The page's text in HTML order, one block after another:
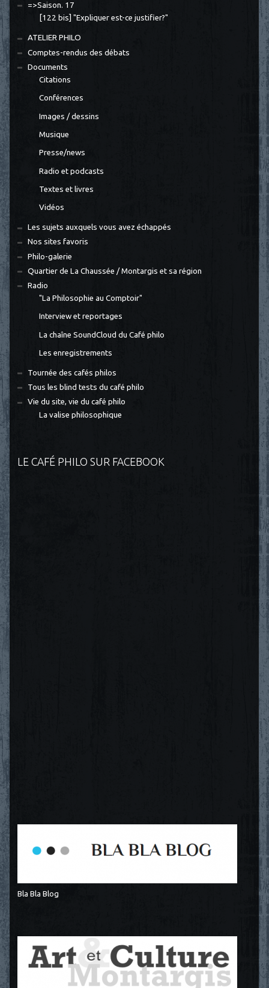
=>Saison. 17
[122 bis] "Expliquer est-ce justifier?"
ATELIER PHILO
Comptes-rendus des débats
Documents
Citations
Conférences
Images / dessins
Musique
Presse/news
Radio et podcasts
Textes et livres
Vidéos
Les sujets auxquels vous avez échappés
Nos sites favoris
Philo-galerie
Quartier de La Chaussée / Montargis et sa région
Radio
"La Philosophie au Comptoir"
Interview et reportages
La chaîne SoundCloud du Café philo
Les enregistrements
Tournée des cafés philos
Tous les blind tests du café philo
Vie du site, vie du café philo
La valise philosophique
LE CAFÉ PHILO SUR FACEBOOK
Bla Bla Blog